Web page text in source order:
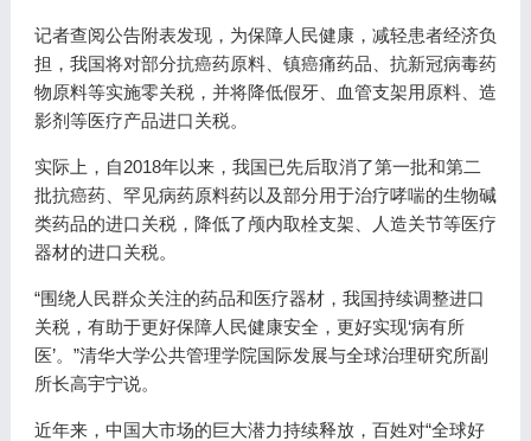
记者查阅公告附表发现，为保障人民健康，减轻患者经济负
担，我国将对部分抗癌药原料、镇癌痛药品、抗新冠病毒药
物原料等实施零关税，并将降低假牙、血管支架用原料、造
影剂等医疗产品进口关税。
实际上，自2018年以来，我国已先后取消了第一批和第二
批抗癌药、罕见病药原料药以及部分用于治疗哮喘的生物碱
类药品的进口关税，降低了颅内取栓支架、人造关节等医疗
器材的进口关税。
“围绕人民群众关注的药品和医疗器材，我国持续调整进口
关税，有助于更好保障人民健康安全，更好实现‘病有所
医’。”清华大学公共管理学院国际发展与全球治理研究所副
所长高宇宁说。
近年来，中国大市场的巨大潜力持续释放，百姓对“全球好